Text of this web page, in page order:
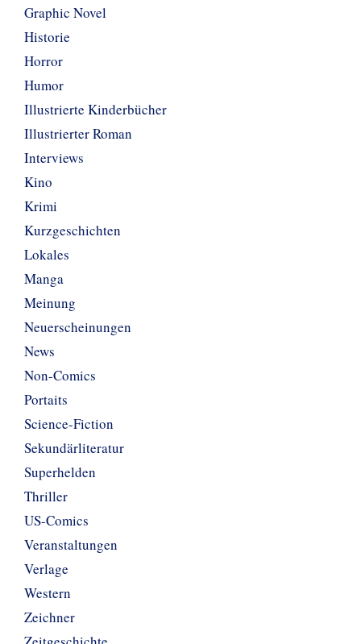
Graphic Novel
Historie
Horror
Humor
Illustrierte Kinderbücher
Illustrierter Roman
Interviews
Kino
Krimi
Kurzgeschichten
Lokales
Manga
Meinung
Neuerscheinungen
News
Non-Comics
Portaits
Science-Fiction
Sekundärliteratur
Superhelden
Thriller
US-Comics
Veranstaltungen
Verlage
Western
Zeichner